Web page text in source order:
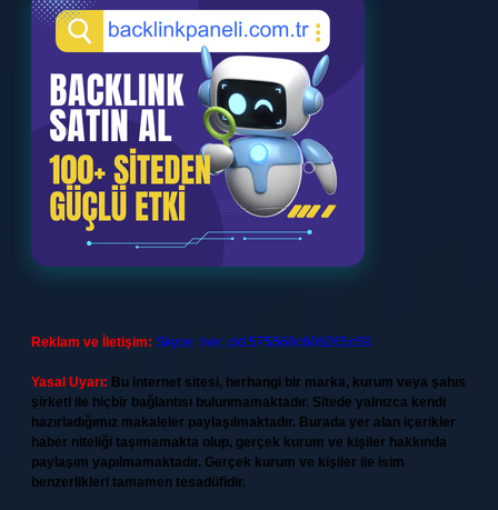
Reklam ve İletişim: Skype: live:.cid.575569c608265c69
Yasal Uyarı: Bu internet sitesi, herhangi bir marka, kurum veya şahıs
şirketi ile hiçbir bağlantısı bulunmamaktadır. Sitede yalnızca kendi
hazırladığımız makaleler paylaşılmaktadır. Burada yer alan içerikler
haber niteliği taşımamakta olup, gerçek kurum ve kişiler hakkında
paylaşım yapılmamaktadır. Gerçek kurum ve kişiler ile isim
benzerlikleri tamamen tesadüfidir.